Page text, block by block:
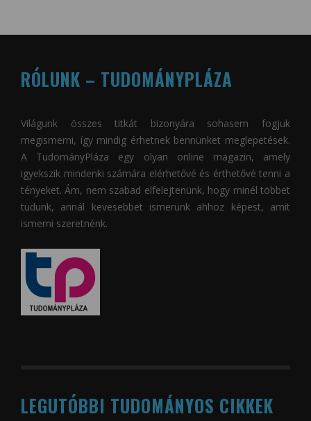
RÓLUNK – TUDOMÁNYPLÁZA
Világunk összes titkát bizonyára sohasem fogjuk
megismerni, így mindig érhetnek bennünket meglepetések.
A TudományPláza egy olyan online magazin, amely
igyekszik mindenki számára elérhetővé és érthetővé tenni a
tényeket. Ám, nem szabad elfelejtenünk, hogy minél többet
tudunk, annál kevesebbet ismerünk ahhoz képest, amit
ismerni szeretnénk.
LEGUTÓBBI TUDOMÁNYOS CIKKEK